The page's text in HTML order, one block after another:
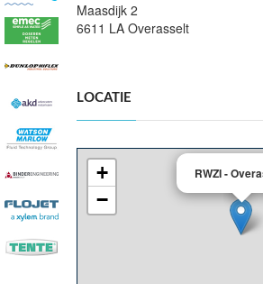
Maasdijk 2
6611 LA Overasselt
LOCATIE
RWZI -
+
−